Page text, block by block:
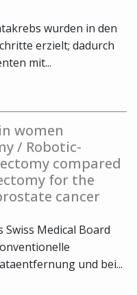
wurden in den
erzielt; dadurch
mit...
women
/ Robotic-
compared
for the
cancer
Medical Board
und bei...